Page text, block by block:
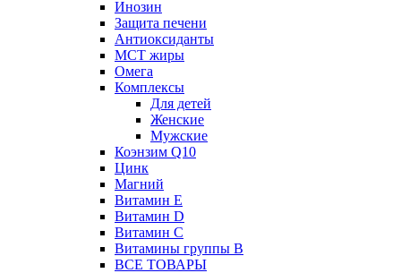
Инозин
Защита печени
Антиоксиданты
МСТ жиры
Омега
Комплексы
Для детей
Женские
Мужские
Коэнзим Q10
Цинк
Магний
Витамин Е
Витамин D
Витамин С
Витамины группы B
ВСЕ ТОВАРЫ